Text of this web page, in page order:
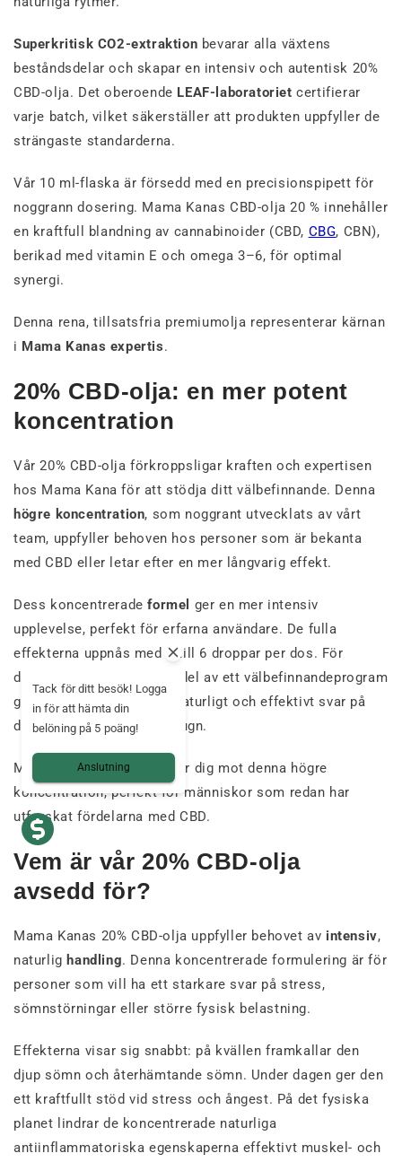
Superkritisk CO2-extraktion bevarar alla växtens
beståndsdelar och skapar en intensiv och autentisk 20%
CBD-olja. Det oberoende LEAF-laboratoriet certifierar
varje batch, vilket säkerställer att produkten uppfyller de
strängaste standarderna.
Vår 10 ml-flaska är försedd med en precisionspipett för
noggrann dosering. Mama Kanas CBD-olja 20 % innehåller
en kraftfull blandning av cannabinoider (CBD, CBG, CBN),
berikad med vitamin E och omega 3–6, för optimal
synergi.
Denna rena, tillsatsfria premiumolja representerar kärnan
i Mama Kanas expertis.
20% CBD-olja: en mer potent
koncentration
Vår 20% CBD-olja förkroppsligar kraften och expertisen
hos Mama Kana för att stödja ditt välbefinnande. Denna
högre koncentration, som noggrant utvecklats av vårt
team, uppfyller behoven hos personer som är bekanta
med CBD eller letar efter en mer långvarig effekt.
Dess koncentreradeformel ger en mer intensiv
upplevelse, perfekt för erfarna användare. De fulla
effekterna uppnås med 2 till 6 droppar per dos. För
dagligt stöd eller som en del av ett välbefinnandeprogram
ger vår 20% CBD-olja ett naturligt och effektivt svar på
ditt behov av balans och lugn.
Mama Kana-familjen guidar dig mot denna högre
koncentration, perfekt för människor som redan har
utforskat fördelarna med CBD.
Vem är vår 20% CBD-olja
avsedd för?
Mama Kanas 20% CBD-olja uppfyller behovet av intensiv,
naturlig handling. Denna koncentrerade formulering är för
personer som vill ha ett starkare svar på stress,
sömnstörningar eller större fysisk belastning.
Effekterna visar sig snabbt: på kvällen framkallar den
djup sömn och återhämtande sömn. Under dagen ger den
ett kraftfullt stöd vid stress och ångest. På det fysiska
planet lindrar de koncentrerade naturliga
antiinflammatoriska egenskaperna effektivt muskel- och
Tack för ditt besök! Logga
in för att hämta din
belöning på 5 poäng!
Anslutning